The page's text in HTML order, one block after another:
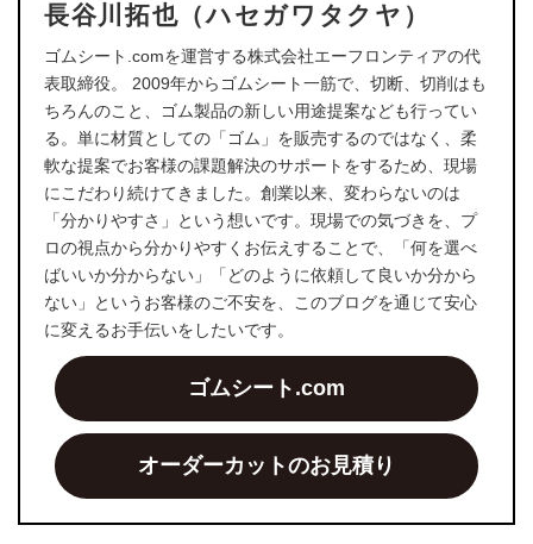
長谷川拓也（ハセガワタクヤ）
ゴムシート.comを運営する株式会社エーフロンティアの代
表取締役。 2009年からゴムシート一筋で、切断、切削はも
ちろんのこと、ゴム製品の新しい用途提案なども行ってい
る。単に材質としての「ゴム」を販売するのではなく、柔
軟な提案でお客様の課題解決のサポートをするため、現場
にこだわり続けてきました。創業以来、変わらないのは
「分かりやすさ」という想いです。現場での気づきを、プ
ロの視点から分かりやすくお伝えすることで、「何を選べ
ばいいか分からない」「どのように依頼して良いか分から
ない」というお客様のご不安を、このブログを通じて安心
に変えるお手伝いをしたいです。
ゴムシート.com
オーダーカットのお見積り